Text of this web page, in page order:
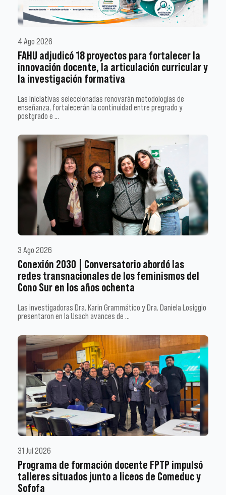
4 Ago 2026
FAHU adjudicó 18 proyectos para fortalecer la
innovación docente, la articulación curricular y
la investigación formativa
Las iniciativas seleccionadas renovarán metodologías de
enseñanza, fortalecerán la continuidad entre pregrado y
postgrado e …
3 Ago 2026
Conexión 2030 | Conversatorio abordó las
redes transnacionales de los feminismos del
Cono Sur en los años ochenta
Las investigadoras Dra. Karin Grammático y Dra. Daniela Losiggio
presentaron en la Usach avances de …
31 Jul 2026
Programa de formación docente FPTP impulsó
talleres situados junto a liceos de Comeduc y
Sofofa